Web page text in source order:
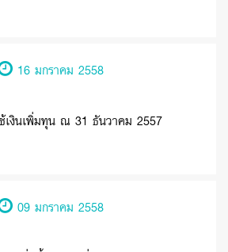
16 มกราคม 2558
ช้เงินเพิ่มทุน ณ 31 ธันวาคม 2557
09 มกราคม 2558